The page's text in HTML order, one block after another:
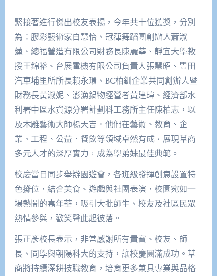
緊接著進行傑出校友表揚，今年共十位獲獎，分別
為：膠彩藝術家白慧怡、冠葎舞蹈團創辦人蕭淑
蓮、總福營造有限公司財務長陳麗華、靜宜大學教
授王錦裕、台展電機有限公司負責人張慧昭、豐田
汽車埔里所所長賴永環、BC柏釧企業共同創辦人暨
財務長黃淑妮、澎漁鍋物經營者黃建瑋、經濟部水
利署中區水資源分署計劃科工務所主任陳柏志，以
及木雕藝術大師楊天吉。他們在藝術、教育、企
業、工程、公益、餐飲等領域卓然有成，展現草商
多元人才的深厚實力，成為學弟妹最佳典範。
校慶當日同步舉辦園遊會，各班級發揮創意設置特
色攤位，結合美食、遊戲與社團表演，校園宛如一
場熱鬧的嘉年華，吸引大批師生、校友及社區民眾
熱情參與，歡笑聲此起彼落。
張正彥校長表示，非常感謝所有貴賓、校友、師
長、同學與朝陽科大的支持，讓校慶圓滿成功。草
商將持續深耕技職教育，培育更多兼具專業與品格